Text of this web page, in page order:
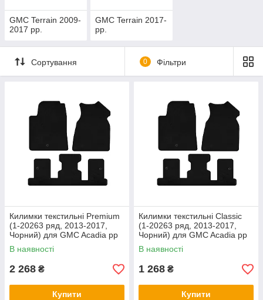
GMC Terrain 2009-
2017 рр.
GMC Terrain 2017-
рр.
Сортування 0 Фільтри
Килимки текстильні Premium
(1-20263 ряд, 2013-2017,
Чорний) для GMC Acadia рр
В наявності
2 268 ₴
Купити
Килимки текстильні Classic
(1-20263 ряд, 2013-2017,
Чорний) для GMC Acadia рр
В наявності
1 268 ₴
Купити